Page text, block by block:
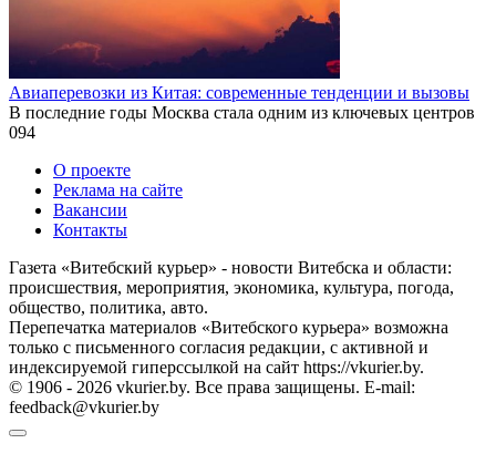
Авиаперевозки из Китая: современные тенденции и вызовы
В последние годы Москва стала одним из ключевых центров
094
О проекте
Реклама на сайте
Вакансии
Контакты
Газета «Витебский курьер» - новости Витебска и области:
происшествия, мероприятия, экономика, культура, погода,
общество, политика, авто.
Перепечатка материалов «Витебского курьера» возможна
только с письменного согласия редакции, с активной и
индексируемой гиперссылкой на сайт https://vkurier.by.
© 1906 - 2026 vkurier.by. Все права защищены. E-mail:
feedback@vkurier.by